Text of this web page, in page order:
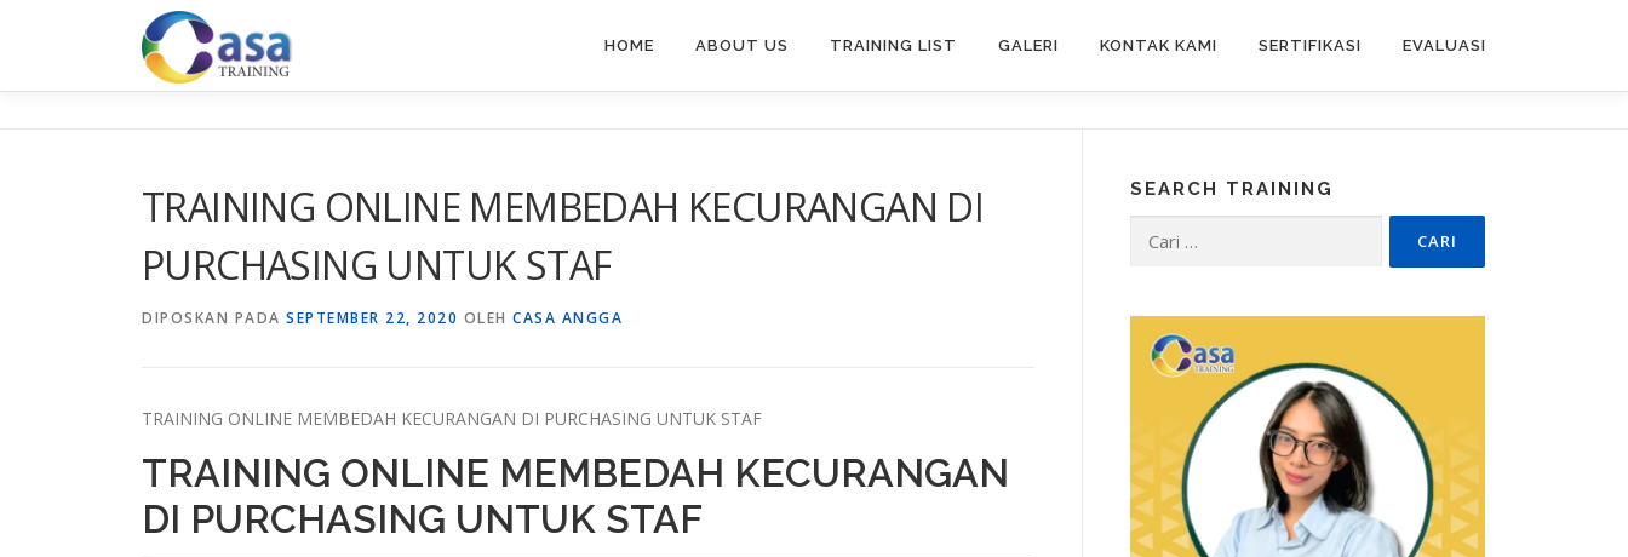
HOME ABOUT US TRAINING LIST GALERI KONTAK KAMI SERTIFIKASI EVALUASI
TRAINING ONLINE MEMBEDAH KECURANGAN DI
PURCHASING UNTUK STAF
DIPOSKAN PADA SEPTEMBER 22, 2020 OLEH CASA ANGGA
TRAINING ONLINE MEMBEDAH KECURANGAN DI PURCHASING UNTUK STAF
TRAINING ONLINE MEMBEDAH KECURANGAN
DI PURCHASING UNTUK STAF
SEARCH TRAINING
untuk: